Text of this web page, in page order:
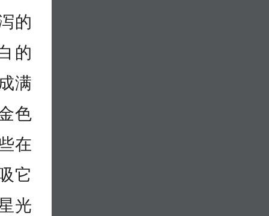
的
的
满
色
在
它
光